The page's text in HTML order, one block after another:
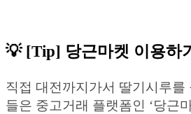
💡 [Tip] 당근마켓 이용하
직접 대전까지가서 딸기시루를
들은 중고거래 플랫폼인 ‘당근